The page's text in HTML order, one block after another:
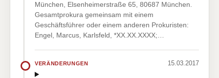
München, Elsenheimerstraße 65, 80687 München.
Gesamtprokura gemeinsam mit einem
Geschäftsführer oder einem anderen Prokuristen:
Engel, Marcus, Karlsfeld, *XX.XX.XXXX;…
VERÄNDERUNGEN 15.03.2017